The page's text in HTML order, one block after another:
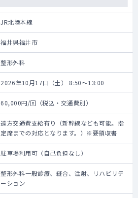
JR北陸本線
福井県福井市
整形外科
2026年10月17日（土） 8:50～13:00
60,000円/回（税込・交通費別）
遠方交通費支給有り（新幹線なども可能。指
定席までの対応となります。）※要領収書
駐車場利用可（自己負担なし）
整形外科一般診療、縫合、注射、リハビリテ
ーション